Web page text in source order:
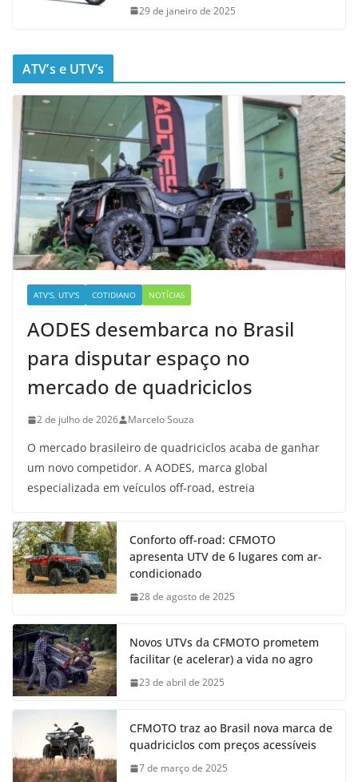
29 de janeiro de 2025
ATV’s e UTV’s
ATV'S, UTV'S COTIDIANO NOTÍCIAS
AODES desembarca no Brasil
para disputar espaço no
mercado de quadriciclos
2 de julho de 2026 Marcelo Souza
O mercado brasileiro de quadriciclos acaba de ganhar
um novo competidor. A AODES, marca global
especializada em veículos off-road, estreia
Conforto off-road: CFMOTO
apresenta UTV de 6 lugares com ar-
condicionado
28 de agosto de 2025
Novos UTVs da CFMOTO prometem
facilitar (e acelerar) a vida no agro
23 de abril de 2025
CFMOTO traz ao Brasil nova marca de
quadriciclos com preços acessíveis
7 de março de 2025